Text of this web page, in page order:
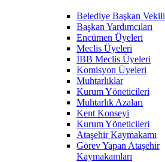
Belediye Başkan Vekili
Başkan Yardımcıları
Encümen Üyeleri
Meclis Üyeleri
İBB Meclis Üyeleri
Komisyon Üyeleri
Muhtarlıklar
Kurum Yöneticileri
Muhtarlık Azaları
Kent Konseyi
Kurum Yöneticileri
Ataşehir Kaymakamı
Görev Yapan Ataşehir
Kaymakamları